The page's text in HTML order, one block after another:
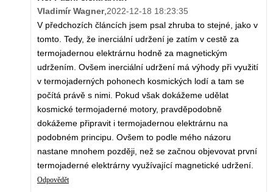
Vladimír Wagner, 2022-12-18 18:23:35
V předchozích článcích jsem psal zhruba to stejné, jako v
tomto. Tedy, že inerciální udržení je zatím v cestě za
termojadernou elektrárnu hodně za magnetickým
udržením. Ovšem inerciální udržení má výhody při využití
v termojaderných pohonech kosmických lodí a tam se
počítá právě s nimi. Pokud však dokážeme udělat
kosmické termojaderné motory, pravděpodobně
dokážeme připravit i termojadernou elektrárnu na
podobném principu. Ovšem to podle mého názoru
nastane mnohem později, než se začnou objevovat první
termojaderné elektrárny využívající magnetické udržení.
Odpovědět